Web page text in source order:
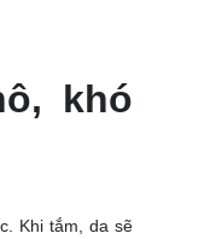
khó
Khi tắm, da sẽ